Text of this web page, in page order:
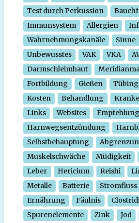
Test durch Perkussion
Immunsystem
Allergien
Wahrnehmungskanäle
Sinne
Unbewusstes
VAK VKA
Darmschleimhaut
Fortbildung
Gießen
Kosten
Behandlung
Links
Websites
Harnwegsentzündung
Selbstbehauptung
Muskelschwäche
Müdigkeit
Leber
Hericium Reishi
Metalle
Batterie Stromfluss
Ernährung
Fäulnis
Spurenelemente
Zink Jod